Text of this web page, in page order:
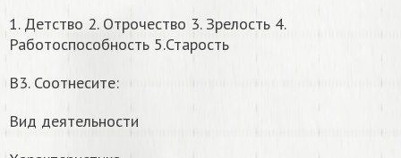
1. Детство 2. Отрочество 3. Зрелость 4.
Работоспособность 5.Старость
В3. Соотнесите:
Вид деятельности